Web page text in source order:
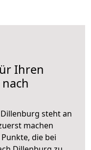
Ihren
steht an
machen
die bei